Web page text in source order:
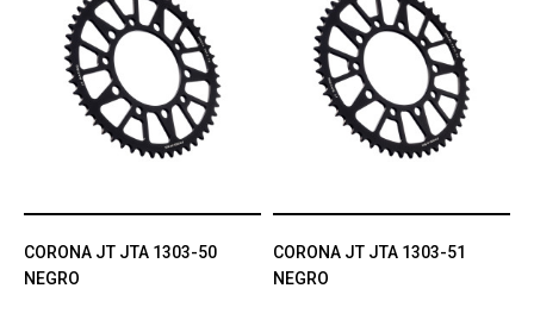
CORONA JT JTA 1303-50
NEGRO
CORONA JT JTA 1303-51
NEGRO